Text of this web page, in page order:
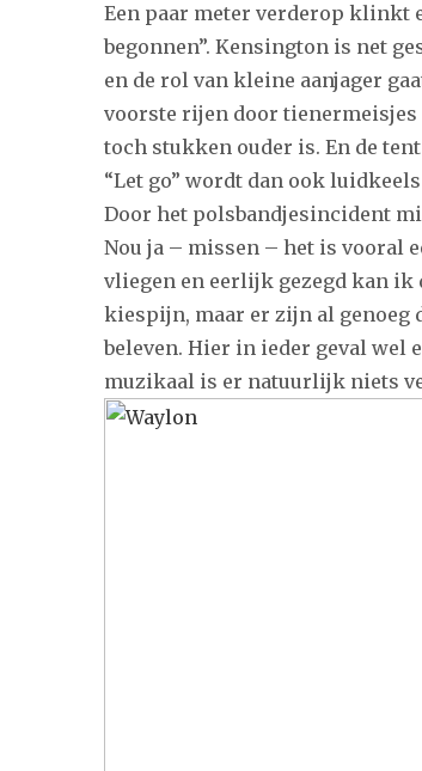
Een paar meter verderop klinkt
begonnen”. Kensington is net
en de rol van kleine aanjager
voorste rijen door
toch stukken ouder is. En de
“Let go” wordt dan ook
Door het polsbandjesincident
Nou ja – missen – het is vooral
vliegen en eerlijk gezegd kan ik
kiespijn, maar er zijn al
beleven. Hier in ieder geval wel
muzikaal is er natuurlijk niets